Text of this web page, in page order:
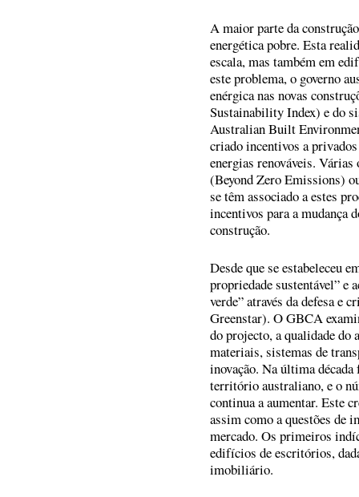
A maior parte da
energética pobre. Esta
escala, mas também em
este problema, o governo
enérgica nas novas
Sustainability Index) e do
Australian Built
criado incentivos a
energias renováveis.
(Beyond Zero Emissions)
se têm associado a estes
incentivos para a mudança
construção.
Desde que se estabeleceu
propriedade sustentável” e
verde” através da defesa e
Greenstar). O GBCA
do projecto, a qualidade do
materiais, sistemas de
inovação. Na última
território australiano, e o
continua a aumentar. Este
assim como a questões de
mercado. Os primeiros
edifícios de escritórios,
imobiliário.